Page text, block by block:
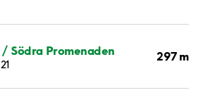
Södra Promenaden 297 m